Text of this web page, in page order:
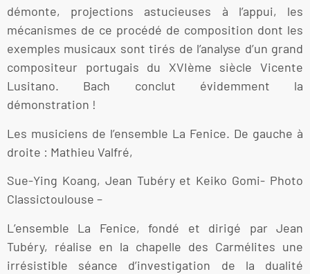
démonte, projections astucieuses à l’appui, les
mécanismes de ce procédé de composition dont les
exemples musicaux sont tirés de l’analyse d’un grand
compositeur portugais du XVIème siècle Vicente
Lusitano. Bach conclut évidemment la
démonstration !
Les musiciens de l’ensemble La Fenice. De gauche à
droite : Mathieu Valfré,
Sue-Ying Koang, Jean Tubéry et Keiko Gomi- Photo
Classictoulouse –
L’ensemble La Fenice, fondé et dirigé par Jean
Tubéry, réalise en la chapelle des Carmélites une
irrésistible séance d’investigation de la dualité